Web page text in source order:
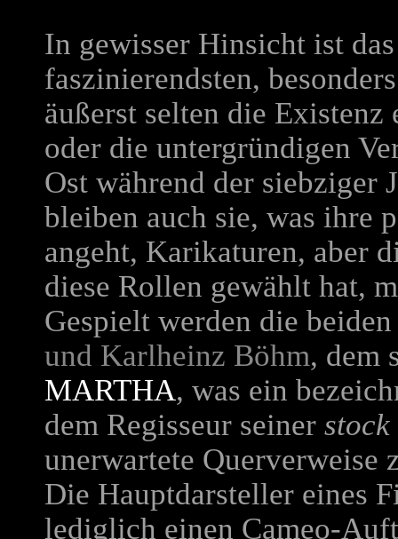
In gewisser Hinsicht ist
faszinierendsten,
äußerst selten die
oder die untergründigen
Ost während der siebziger
bleiben auch sie, was ihre
angeht, Karikaturen, aber
diese Rollen gewählt hat,
Gespielt werden die
und Karlheinz Böhm, dem
MARTHA, was ein
dem Regisseur seiner stock
unerwartete Querverweise
Die Hauptdarsteller eines
lediglich einen Cameo-